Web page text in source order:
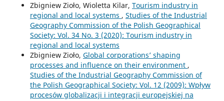
Zbigniew Zioło, Wioletta Kilar, Tourism industry in
regional and local systems , Studies of the Industrial
Geography Commission of the Polish Geographical
Society: Vol. 34 No. 3 (2020): Tourism industry in
regional and local systems
Zbigniew Zioło, Global corporations’ shaping
processes and influence on their environment ,
Studies of the Industrial Geography Commission of
the Polish Geographical Society: Vol. 12 (2009): Wpływ
procesów globalizacji i integracji europejskiej na